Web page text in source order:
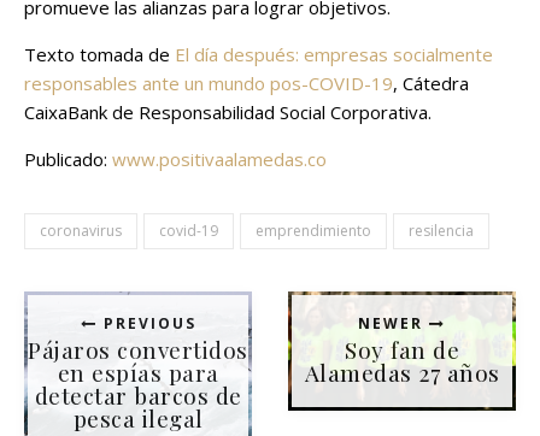
promueve las alianzas para lograr objetivos.
Texto tomada de El día después: empresas socialmente
responsables ante un mundo pos-COVID-19, Cátedra
CaixaBank de Responsabilidad Social Corporativa.
Publicado: www.positivaalamedas.co
coronavirus covid-19 emprendimiento resilencia
PREVIOUS
Pájaros convertidos
en espías para
detectar barcos de
pesca ilegal
NEWER
Soy fan de
Alamedas 27 años